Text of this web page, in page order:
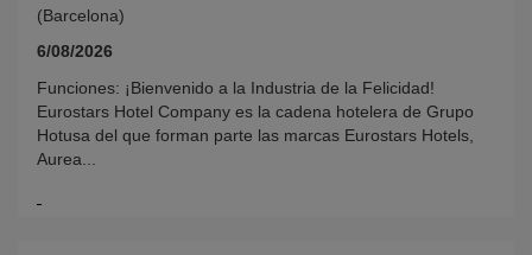
(Barcelona)
6/08/2026
Funciones: ¡Bienvenido a la Industria de la Felicidad!
Eurostars Hotel Company es la cadena hotelera de Grupo
Hotusa del que forman parte las marcas Eurostars Hotels,
Aurea...